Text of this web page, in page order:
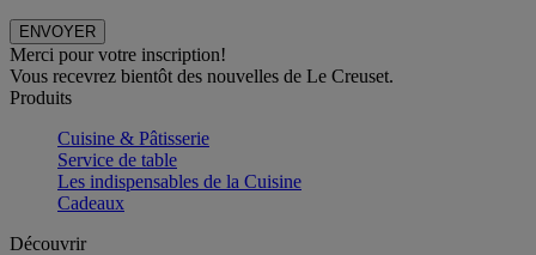
Merci pour votre inscription!
Vous recevrez bientôt des nouvelles de Le Creuset.
Produits
Cuisine & Pâtisserie
Service de table
Les indispensables de la Cuisine
Cadeaux
Découvrir